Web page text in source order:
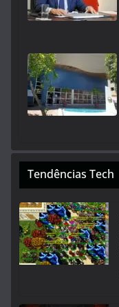
Tendências Tech